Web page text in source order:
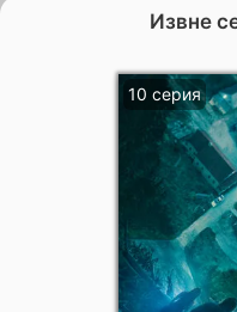
Извне
10 серия